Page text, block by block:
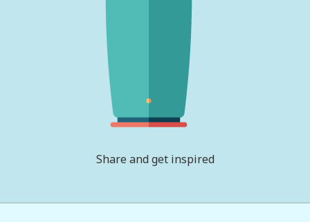
Share and get inspired